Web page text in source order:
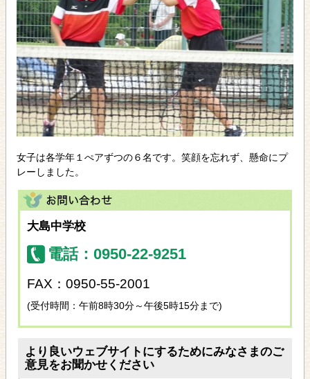
女子は各学年１ぺアずつの６名です。笑顔を忘れず、懸命にプ
レーしました。
大島中学校
電話：0950-22-9251
FAX：0950-55-2001
(受付時間：午前8時30分～午後5時15分まで)
より良いウェブサイトにするためにみなさまのご
意見をお聞かせください